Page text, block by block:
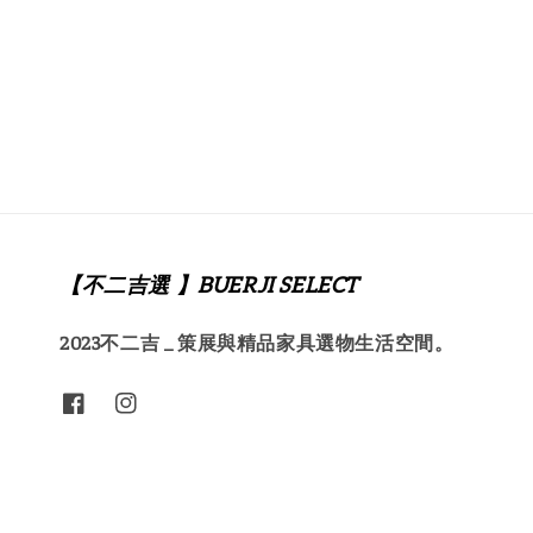
【不二吉選 】BUERJI SELECT
2023不二吉 _ 策展與精品家具選物生活空間。